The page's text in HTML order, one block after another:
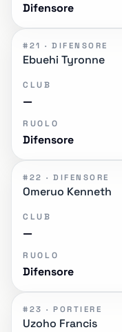
Difensore
#21 · DIFENSORE
Ebuehi Tyronne
CLUB
—
RUOLO
Difensore
#22 · DIFENSORE
Omeruo Kenneth
CLUB
—
RUOLO
Difensore
#23 · PORTIERE
Uzoho Francis